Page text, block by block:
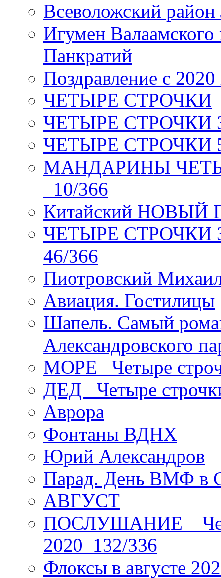
Всеволожский район
Игумен
Панкратий
Поздравление с 2020
ЧЕТЫРЕ СТРОЧКИ
ЧЕТЫРЕ СТРОЧКИ 3
ЧЕТЫРЕ СТРОЧКИ 5
МАНДАРИНЫ
_10/366
Китайский НОВЫЙ
ЧЕТЫРЕ СТРОЧКИ
46/366
Пиотровский
Авиация. Гостилицы
Шапель. Самый
Александровского
МОРЕ _Четыре
ДЕД _Четыре
Аврора
Фонтаны ВДНХ
Юрий Александров
Парад. День ВМФ в
АВГУСТ
ПОСЛУШАНИЕ _
2020_132/336
Флоксы в августе